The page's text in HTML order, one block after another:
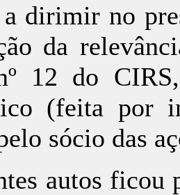
dirimir no
da
12 do
(feita por
sócio das
autos